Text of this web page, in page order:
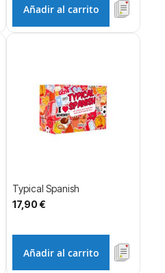
Añadir al carrito
Typical Spanish
17,90 €
Añadir al carrito